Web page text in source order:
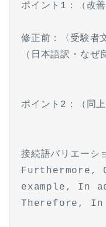
ポイント1：（改
修正前：〈受験者
（日本語訳・なぜ
ポイント2：（同上
接続語バリエー
Furthermore,
example, In
Therefore, In